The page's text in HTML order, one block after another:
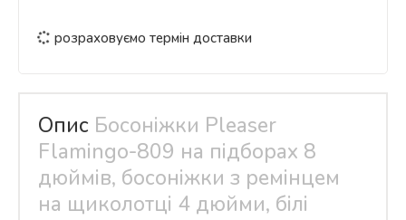
розраховуємо термін доставки
Опис Босоніжки Pleaser
Flamingo-809 на підборах 8
дюймів, босоніжки з ремінцем
на щиколотці 4 дюйми, білі